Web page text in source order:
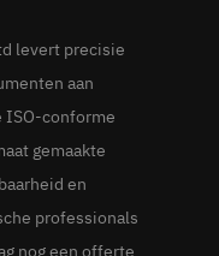
levert precisie
aan
ISO-conforme
gemaakte
en
professionals
nog een offerte